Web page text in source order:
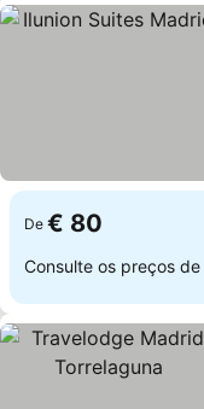
De € 80
Consulte os preços de